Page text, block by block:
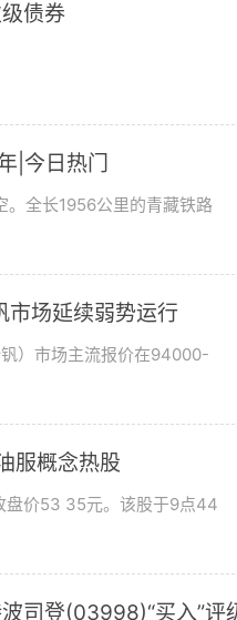
债券
|今日热门
。全长1956公里的青藏铁路
场延续弱势运行
）市场主流报价在94000-
服概念热股
盘价53 35元。该股于9点44
司登(03998)“买入”评